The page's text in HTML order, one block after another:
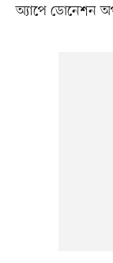
অ্যাপে ডোনেশন